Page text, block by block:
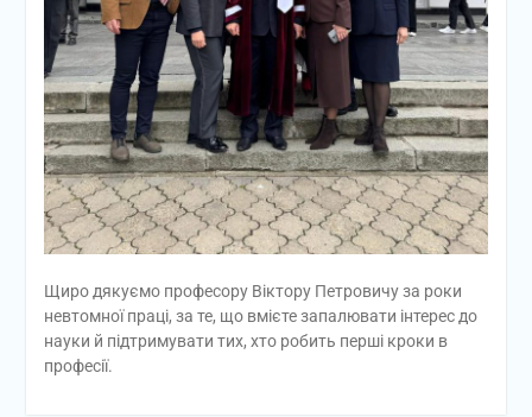
Щиро дякуємо професору Віктору Петровичу за роки
невтомної праці, за те, що вмієте запалювати інтерес до
науки й підтримувати тих, хто робить перші кроки в
професії.